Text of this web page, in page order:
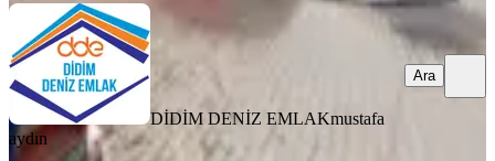
DİDİM DENİZ EMLAKmustafa
aydın
Ara